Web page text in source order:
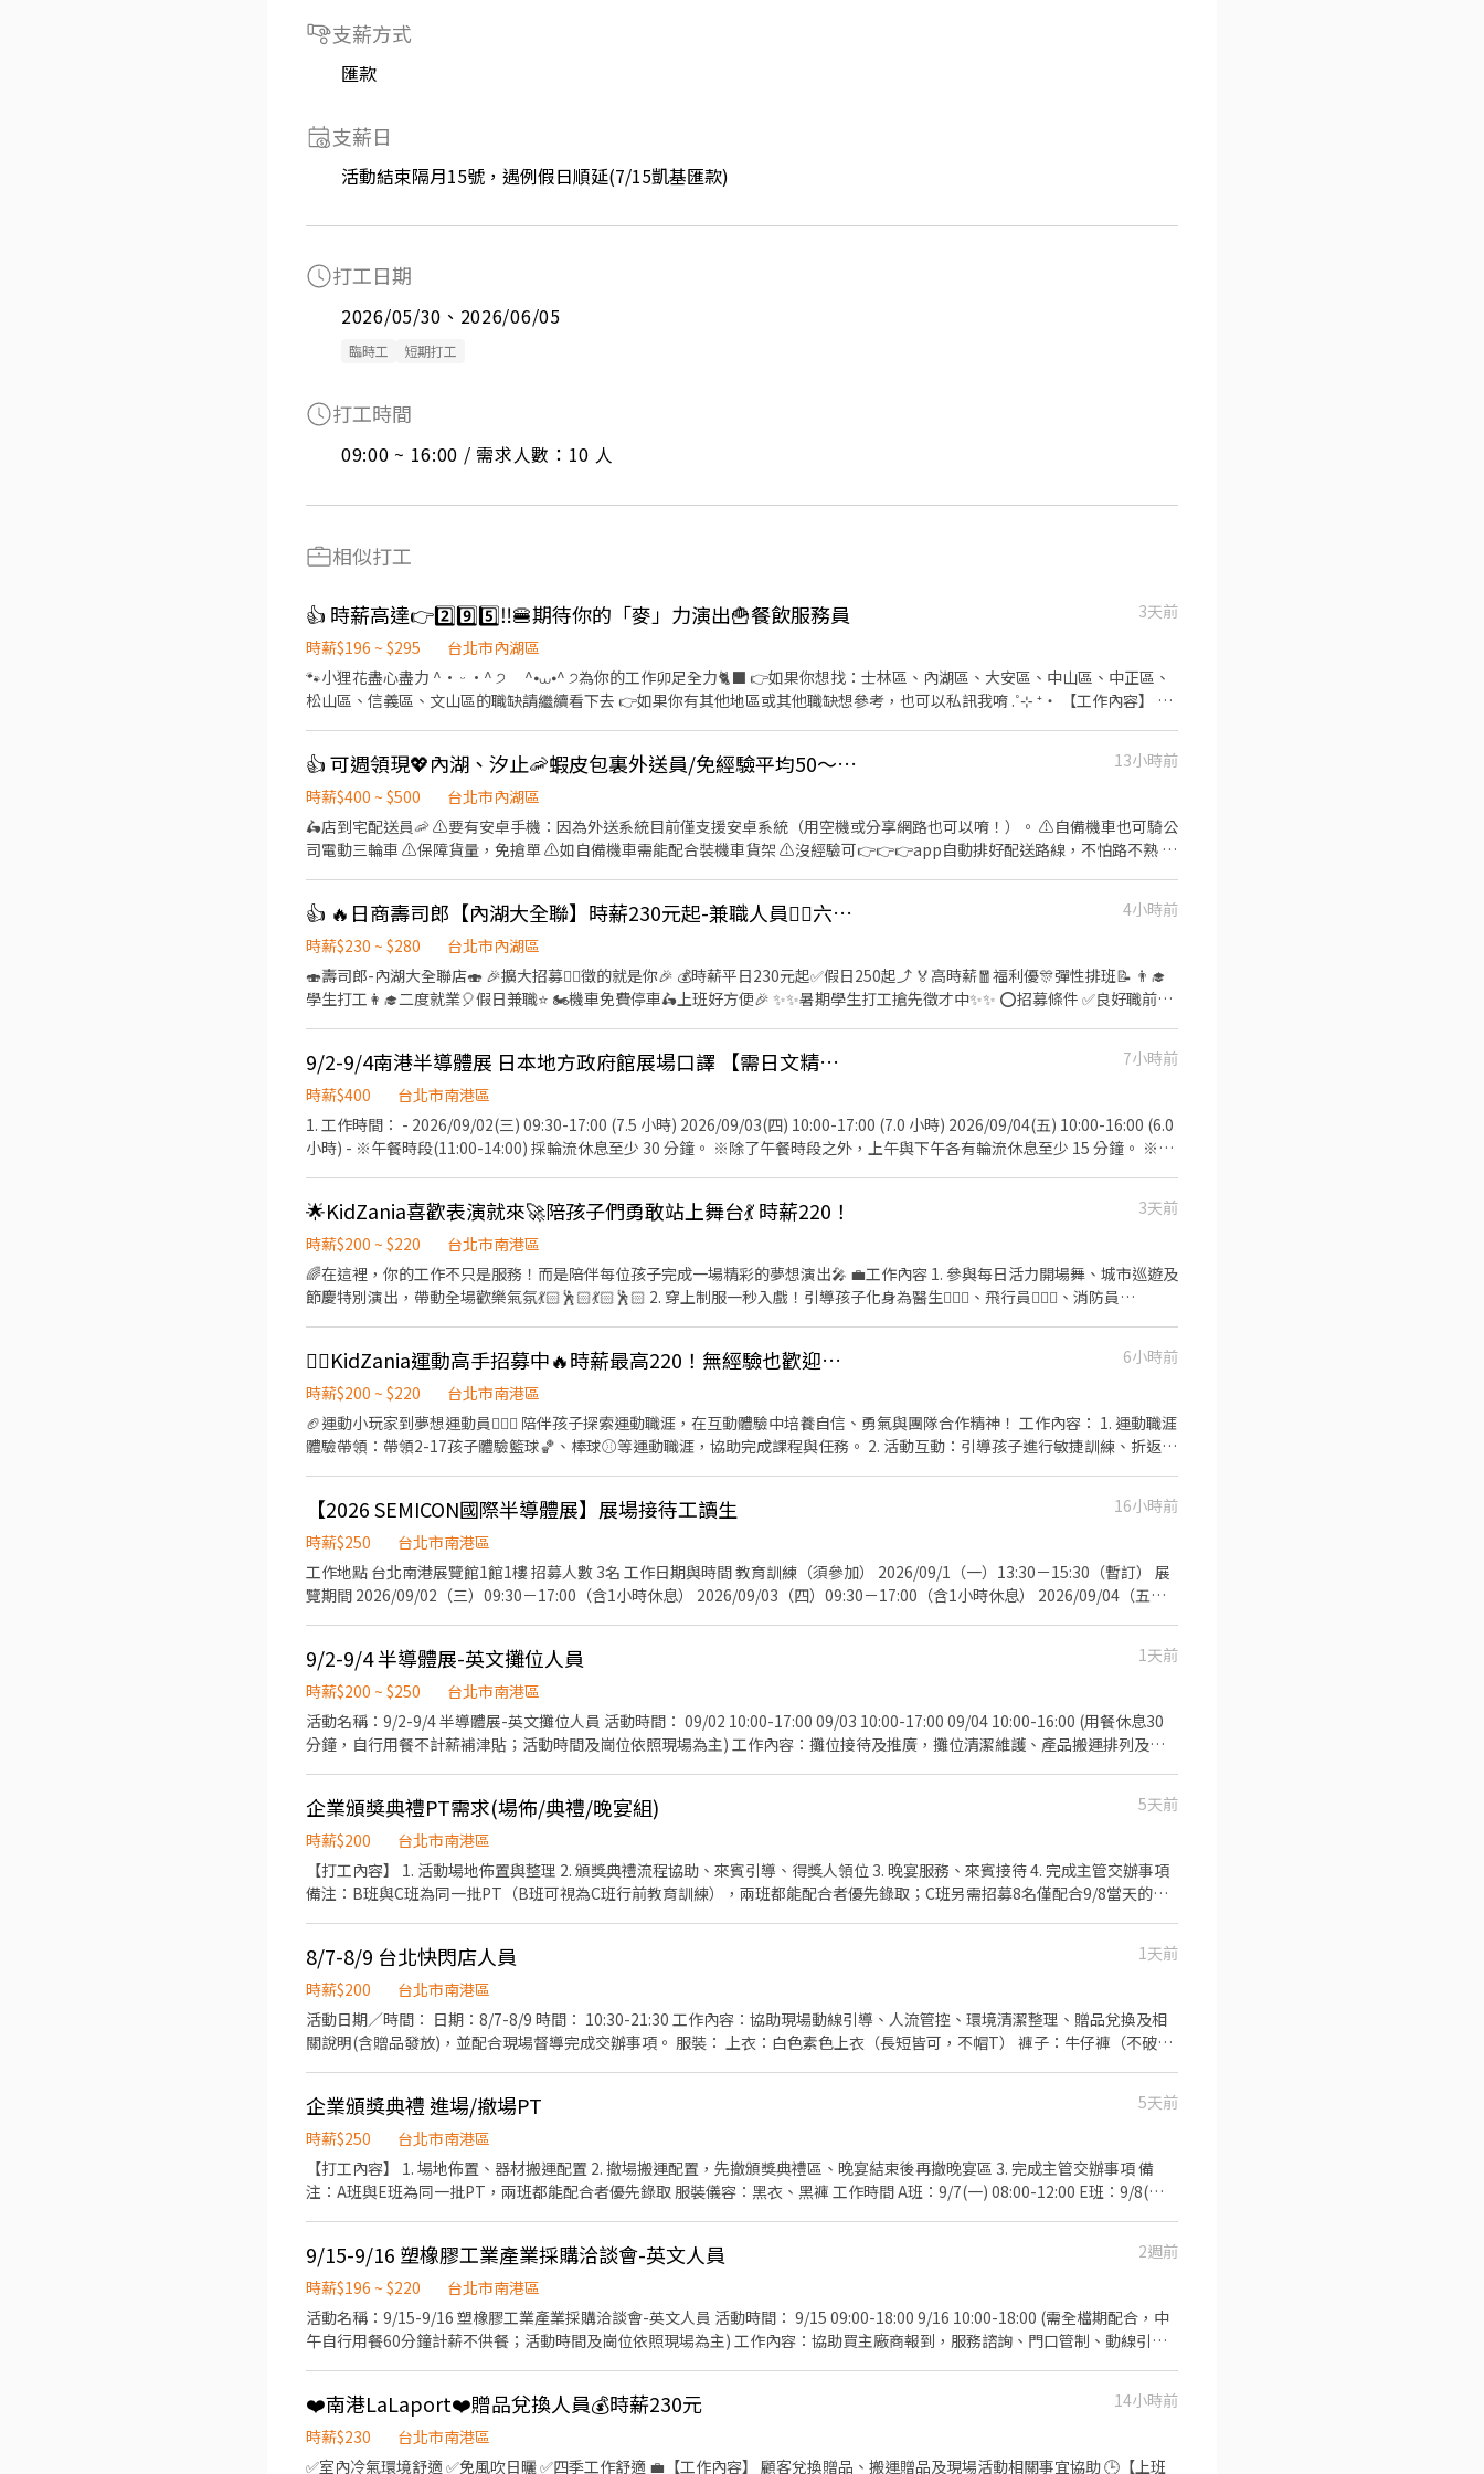
支薪方式
匯款
支薪日
活動結束隔月15號，遇例假日順延(7/15凱基匯款)
打工日期
2026/05/30、2026/06/05
臨時工 短期打工
打工時間
09:00 ~ 16:00 / 需求人數：10 人
相似打工
👍 時薪高達👉2️⃣9️⃣5️⃣‼️🍔期待你的「麥」力演出🍟餐飲服務員
3天前
時薪$196 ~ $295
台北市內湖區
🐾小狸花盡心盡力 ^• ᵕ •^ ੭ ^⦁⩊⦁^ ੭為你的工作卯足全力🐈‍⬛ 👉如果你想找：士林區、內湖區、大安區、中山區、中正區、
松山區、信義區、文山區的職缺請繼續看下去 👉如果你有其他地區或其他職缺想參考，也可以私訊我唷 .˚⊹ ⁺‧ 【工作內容】 ‧⁺
店 .˚⊹ ⁺‧ 【薪資制度】 ‧⁺ ⊹˚. 💰 在上述時段內，時薪為 $ 225 ~ 240 🪙 若非以上時段，時薪為 $ 196 💰 過00:00 + $ 55 夜班津貼
.˚⊹ ⁺‧ 【 休假制度】 ‧⁺ ⊹˚. 📌 採排休制（無固定休） 🗓️ 周一至週日皆需排班 🚫 周六、周日可排休不可固定休 .˚⊹ ⁺‧ 【上班地
點】 ‧⁺ ⊹˚. 👉士林區 台北士林店📍台北市士林區中山北路五段602號 👉內湖區 台北西湖店📍台北市內湖區內湖路一段283號 台
北舊宗二店📍台北市內湖區舊宗路一段275號 👉大安區 羅斯福店📍台北市大安區羅斯福路二段45號 台北麟光店📍台北市大安區
和平東路三段406巷8號 台北復興二店📍台北市大安區復興南路二段273號 台北光復店📍台北市大安區光復南路286號 👉中山區
台北長春店📍台北市中山區長春路172號 台北南京五店📍台北市中山區南京東路三段210之1號 👉中正區 林森二店📍台北市中正
區林森南路1號 台北濟南店📍台北市中正區濟南路二段66號 台北館前店📍台北市中正區館前路8號 台北公園店📍台北市中正區公
📍台北市松山區民權東路三段128號 台北南京二店📍台北市松山區南京東路五段162號 台北南京六店📍台北市松山區南京東路四
段57號 👉信義區 忠孝四店📍台北市信義區忠孝東路五段522號 台北101店📍台北市信義區市府路45號 台北夢廣場店📍台北市信
義區松高路11號 👉文山區 台北興隆店📍台北市文山區興隆路三段54號 台北指南店📍台北市文山區指南路二段67號 台北木新店
📍台北市文山區木新路三段174號 台北動物園三店📍台北市文山區新光路二段30號 .˚⊹ ⁺‧ 【超級亮點】 ‧⁺ ⊹˚. 💼 勞保・勞退・
團保 ⛽ 汽機車油資補貼 🔧 汽機車修繕補貼 🤝 推薦好友獎金 $600/人 📆 國定假日上班享雙倍薪資💥 .˚⊹ ⁺‧ 【 想聯繫我】 ‧⁺ ⊹˚.
☝️ 點選【立即應徵】我會速度回覆你！ ✌️ 或加入 🅻🅸🅽🅴：https://lin.ee/8rsUSDv 🤟 留言「姓名＋電話＋截圖職缺」就能聯
繫上～ 若想參考其他職缺，可以到我的Threads，看更多更多的職缺喔♬ My Threads：tsaipei_ruby https://reurl.cc/7b2vad
別害羞❌別害怕❌找工作聯繫我⭕
👍 可週領現💖內湖、汐止🦐蝦皮包裏外送員/免經驗平均50～80K，公司車
13小時前
時薪$400 ~ $500
台北市內湖區
🛵店到宅配送員🦐 ⚠️要有安卓手機：因為外送系統目前僅支援安卓系統（用空機或分享網路也可以唷！）。 ⚠️自備機車也可騎公
司電動三輪車 ⚠️保障貨量，免搶單 ⚠️如自備機車需能配合裝機車貨架 ⚠️沒經驗可👉👉👉app自動排好配送路線，不怕路不熟 ⚠️
（穩定出勤）：$60,000 ~ $80,000 元 / 月 🔥 拼命努力送（挑戰極限）：$80,000 ~ $180,000 元 + 額外加碼獎金！
━━━━━━━━━━━━━━━━ ✅ 領薪彈性：每月15號準時發薪（可匯款/領現），亦可配合【每週領薪】，週週有錢花！
━━━━━━━━━━━━━━━━━ 📍 【熱門開缺地點 ── 趕快卡位】 ━━━━━━━━━━━━━━━━━ 台北市、新北
市各行政區皆有缺額（文山、林口、板橋、永和、中和、新店、三重、新莊、樹林、土城、淡水、信義、大同、萬華、松山、中
山、內湖...等） 點擊立即應徵，私訊告知小編你想送哪一區，馬上幫你保留就近站點！ ━━━━━━━━━━━━━━━━━ 📩
【火速卡位應徵流程】 ➊ 點擊填寫廠商制式履歷（1分鐘完成，快速安排送審）： 👉https://reurl.cc/V292KN 🔒 【隱私防線】
個資僅供廠商審核，敏感欄位（身分證/詳細地址）錄取前皆可先不填！ ➋加入留言： 👉https://lin.ee/OBnhVN5 私訊留下 ⌜姓
名+電話 +應徵蝦皮外送」💥
👍 🔥日商壽司郎【內湖大全聯】時薪230元起-兼職人員🙆‍♀️六日250元起💰
4小時前
時薪$230 ~ $280
台北市內湖區
🍣壽司郎-內湖大全聯店🍣 🎉擴大招募🙆‍♀️徵的就是你🎉 💰時薪平日230元起✅️假日250起⤴️ 🏅高時薪🧧福利優🎊彈性排班📝 👨‍🎓
學生打工👩‍🎓二度就業🎈假日兼職⭐️ 🏍機車免費停車🛵上班好方便🎉 ✨️✨️暑期學生打工搶先徵才中✨️✨️ ⭕招募條件 ✅️良好職前教
作內容 ▪外場🎈 帶客入座→介紹、服務→飲料提供→餐具清洗→桌邊結帳→收銀結帳......等。 ▪內場🍣 商品進貨、準備、整理→
餐點製作→提供餐點→餐具清洗→環境整理維護......等。 ▪洗碗區🫧 餐具清洗、環境整理整頓、環境清洗......等。 ✨️在職教育訓練
完善，無經驗者也OK✨️ ⭕獎金福利 ▪生日禮券！ ▪員工用餐優惠！ ▪不定期活動競賽獎金！ ▪一年4次考核及調薪！ ▪加班費
5分鐘為單位計算！ ▪介紹親朋好友入職，期滿可獲得3,000～5,000元獎金！ ⭕基本保障 ①加班費(以5分鐘為單位計算) ②勞
保、健保、意外險 ③每月提撥勞工退休新制6% ④特休按照勞基法規定 ⑤颱風天出勤津貼 ⑥員工用餐折扣 ⑦提供員工制服 ⑧任
職一年後提供免費健檢
9/2-9/4南港半導體展 日本地方政府館展場口譯 【需日文精通】
7小時前
時薪$400
台北市南港區
1. 工作時間： - 2026/09/02(三) 09:30-17:00 (7.5 小時) 2026/09/03(四) 10:00-17:00 (7.0 小時) 2026/09/04(五) 10:00-16:00 (6.0
小時) - ※午餐時段(11:00-14:00) 採輪流休息至少 30 分鐘。 ※除了午餐時段之外，上午與下午各有輪流休息至少 15 分鐘。 ※公
含「展前自主研讀參展單位資料」之準備補貼。 ※須完成以下【全套專案任務】方可全額領取： 1. 展前完成參展單位資料之自主
研讀與預習 2. 全程參與3天展期勤務（無遲到早退欠勤） 3. 會期結束後1週內提交A4約1-2頁之「展覽觀察報告」（提供簡易格
式） - ★【最高總計可領：10,000 元】 - 4. 工作內容： - 展場口譯與攤位協助 (日文 ⇔ 中文) ・展場攤位留守、接待、諮詢、基
本產品介紹 ・名片交換、發放 DM、簡單了解顧客背景與需求 ・陪同日本參展者或貴賓參觀展場並與其他參展者交流 ・協助攤位
進場作業、核對物品清單、物品搬運、歸位與擺設 ・活動期間庶務工作：展場簡易清潔、整理與維護 ・其他主管交辦事項 - 5. 注
意事項： - ・須具備良好日語溝通能力 (日文檢定 N1 或同等日語水準) ・須具備良好華語溝通能力 (華語文能力測驗流利精通級或
同等華語水準) ・須 09/02-09/04 全程皆可配合者。 ・工作須長時間站立，請評估自身體力狀況。 ・會英文者尤佳，歡迎於自我
著素雅乾淨之有領上衣 (襯衫或 Polo 衫皆可)、罩衫或針織衫。請避免無袖、過於暴露或過於休閒的 T 恤。 【下半身】請穿著休
閒長褲、西裝褲或及膝裙 (考量展場活動與物品搬運方便，強烈建議以長褲為主)。請避免短褲、破洞牛仔褲。 【鞋款規定】因需
長時間站立與走動，請穿著舒適的包鞋或一般運動鞋。嚴禁穿著任何露出腳趾的鞋款 (即使是具設計感的時尚涼鞋、拖鞋、穆勒
鞋等也一律禁止)。 - ・稅務與保險說明： 本公司依法開立扣繳憑單 (若無特殊需求將不另行發放紙本，每年 5 月申報個人所得稅
時，稅務相關系統皆會有相關所得紀錄)。 公司會為員工投保勞保與提繳勞工退休金 (相關費用由公司負擔)；因屬短期勤務，無
須轉移健保投保單位。 - 6. 支薪方式/支薪日： - ・匯款：展期結束後 4 週內匯款 - 7. 應徵： - -意者直接於本平台完成應徵
🌟KidZania喜歡表演就來🚀陪孩子們勇敢站上舞台💃 時薪220！
3天前
時薪$200 ~ $220
台北市南港區
🌈在這裡，你的工作不只是服務！而是陪伴每位孩子完成一場精彩的夢想演出🎤 💼工作內容 1. 參與每日活力開場舞、城市巡遊及
節慶特別演出，帶動全場歡樂氣氛💃🏻🕺🏻💃🏻🕺🏻 2. 穿上制服一秒入戲！引導孩子化身為醫生🧑🏻‍⚕️、飛行員👩🏻‍✈️、消防員🧑🏻‍🚒
班，一天至少排4小時（彈性排班！詳細時段可以面談的時候再討論唷！很free的！） 🚀我們再找這樣的你！ 1. 戲劇、舞蹈、演
藝相關科系，或有 1 年以上展演／社團表演經驗者大大歡迎🔥 2. 擅長主持、帶氣氛，如果你有雜耍、魔術或特殊才藝更是大加
分！！ 3. 擁有一顆熱愛孩子的心，能用幽默感與創意帶著孩子們一起體驗中學習。
⛹🏻KidZania運動高手招募中🔥時薪最高220！無經驗也歡迎🙌🏻
6小時前
時薪$200 ~ $220
台北市南港區
🏈運動小玩家到夢想運動員⛹🏻‍♂️ 陪伴孩子探索運動職涯，在互動體驗中培養自信、勇氣與團隊合作精神！ 工作內容： 1. 運動職涯
體驗帶領：帶領2-17孩子體驗籃球🏀、棒球⚾️等運動職涯，協助完成課程與任務。 2. 活動互動：引導孩子進行敏捷訓練、折返
月至少排班 50 小時，一週至少排3天，一天至少 4 小時。（彈性排班！詳細時段可於面談時討論唷！） 🔍我們在找這樣的你 ✔️
歡迎體育、運動、休閒、教育相關科系，或熱愛運動的夥伴加入！無經驗也歡迎唷！ ✔️ 喜歡小朋友，充滿活力與親和力 🤸🏻‍♂️ ✔️
對運動有熱忱，願意學習並分享運動知識 ✔️ 樂於團隊合作，具良好溝通能力與臨場應變能力 ✨
【2026 SEMICON國際半導體展】展場接待工讀生
16小時前
時薪$250
台北市南港區
工作地點 台北南港展覽館1館1樓 招募人數 3名 工作日期與時間 教育訓練（須參加） 2026/09/1（一）13:30－15:30（暫訂） 展
覽期間 2026/09/02（三）09:30－17:00（含1小時休息） 2026/09/03（四）09:30－17:00（含1小時休息） 2026/09/04（五）
具親和力，喜歡與人互動 積極主動、活潑大方、責任感佳 配合度高、守時、細心 英文溝通能力佳（建議多益 TOEIC 650 分以上
或具同等英文溝通能力） 熟悉 Excel 基本操作尤佳 有展覽、活動或服務業經驗者加分 服裝規定(展覽期間) 白色襯衫 黑色西裝褲
或黑色及膝裙 黑色包鞋或皮鞋 錄取方式 初步履歷審核後，將安排線上第二階段面試。 歡迎喜歡與人互動、具服務熱忱及英文溝
通能力的你加入我們，一起完成國際半導體展的重要接待任務！
9/2-9/4 半導體展-英文攤位人員
1天前
時薪$200 ~ $250
台北市南港區
活動名稱：9/2-9/4 半導體展-英文攤位人員 活動時間： 09/02 10:00-17:00 09/03 10:00-17:00 09/04 10:00-16:00 (用餐休息30
分鐘，自行用餐不計薪補津貼；活動時間及崗位依照現場為主) 工作內容：攤位接待及推廣，攤位清潔維護、產品搬運排列及整
好英文溝通能力，檢附相關英文檢定為佳! 意者，請寄簡歷及數張照片至bfhrs5b32@gmail.com，或和 陳小姐聯繫02-
27201610 分機214 0966-517-026
企業頒獎典禮PT需求(場佈/典禮/晚宴組)
5天前
時薪$200
台北市南港區
【打工內容】 1. 活動場地佈置與整理 2. 頒獎典禮流程協助、來賓引導、得獎人領位 3. 晚宴服務、來賓接待 4. 完成主管交辦事項
備注：B班與C班為同一批PT（B班可視為C班行前教育訓練），兩班都能配合者優先錄取；C班另需招募8名僅配合9/8當天的夥
8/7-8/9 台北快閃店人員
1天前
時薪$200
台北市南港區
活動日期／時間： 日期：8/7-8/9 時間： 10:30-21:30 工作內容：協助現場動線引導、人流管控、環境清潔整理、贈品兌換及相
關說明(含贈品發放)，並配合現場督導完成交辦事項。 服裝： 上衣：白色素色上衣（長短皆可，不帽T） 褲子：牛仔褲（不破
企業頒獎典禮 進場/撤場PT
5天前
時薪$250
台北市南港區
【打工內容】 1. 場地佈置、器材搬運配置 2. 撤場搬運配置，先撤頒獎典禮區、晚宴結束後再撤晚宴區 3. 完成主管交辦事項 備
注：A班與E班為同一批PT，兩班都能配合者優先錄取 服裝儀容：黑衣、黑褲 工作時間 A班：9/7(一) 08:00-12:00 E班：9/8(二)
9/15-9/16 塑橡膠工業產業採購洽談會-英文人員
2週前
時薪$196 ~ $220
台北市南港區
活動名稱：9/15-9/16 塑橡膠工業產業採購洽談會-英文人員 活動時間： 9/15 09:00-18:00 9/16 10:00-18:00 (需全檔期配合，中
午自行用餐60分鐘計薪不供餐；活動時間及崗位依照現場為主) 工作內容：協助買主廠商報到，服務諮詢、門口管制、動線引
196/HR；活動NT220/HR 活動人數：28人 匯款日期：活動結束隔月15號，遇例假日順延(10/15 由凱基銀行匯款) 須具備良好英
文溝通能力，檢附相關英文檢定為佳! 意者，請寄簡歷及數張照片至bfhrs5b32@gmail.com，或和 温小姐聯繫02-27201610 分
機213
❤️南港LaLaport❤️贈品兌換人員💰時薪230元
14小時前
時薪$230
台北市南港區
✅室內冷氣環境舒適 ✅免風吹日曬 ✅四季工作舒適 💼【工作內容】 顧客兌換贈品、搬運贈品及現場活動相關事宜協助 🕒【上班